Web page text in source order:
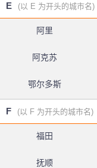
E (以 E 为开头的城市名)
阿里
阿克苏
鄂尔多斯
F (以 F 为开头的城市名)
福田
抚顺